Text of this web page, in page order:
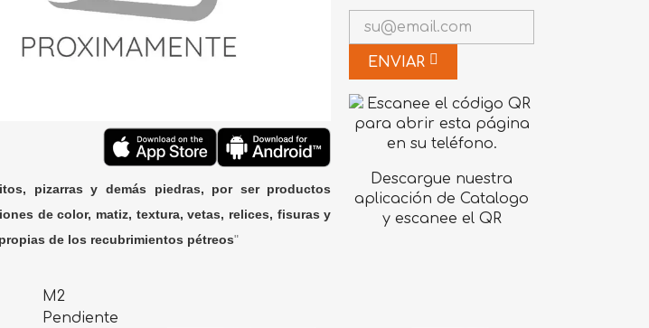
pizarras y demás piedras, por ser productos
de color, matiz, textura, vetas, relices, fisuras y
de los recubrimientos pétreos"
ENVIAR
Descargue nuestra
aplicación de Catalogo
y escanee el QR
M2
Pendiente